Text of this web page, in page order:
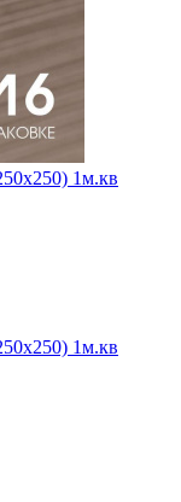
1м.кв
1м.кв